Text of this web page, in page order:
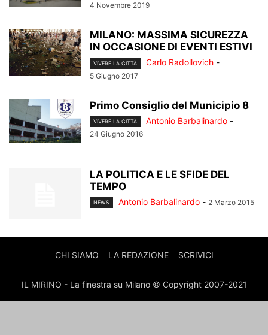
4 Novembre 2019
MILANO: MASSIMA SICUREZZA
IN OCCASIONE DI EVENTI ESTIVI
VIVERE LA CITTÀ Carlo Radollovich -
5 Giugno 2017
Primo Consiglio del Municipio 8
VIVERE LA CITTÀ Antonio Barbalinardo -
24 Giugno 2016
LA POLITICA E LE SFIDE DEL
TEMPO
NEWS Antonio Barbalinardo - 2 Marzo 2015
CHI SIAMO LA REDAZIONE SCRIVICI
IL MIRINO - La finestra su Milano © Copyright 2007-2021